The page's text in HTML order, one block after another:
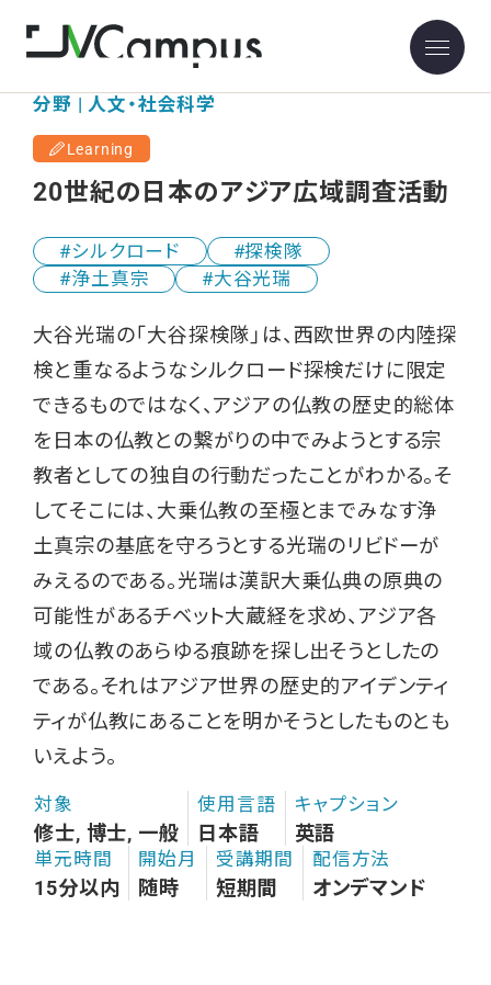
分野 | 人文・社会科学
Learning
20世紀の日本のアジア広域調査活動
シルクロード
探検隊
浄土真宗
大谷光瑞
大谷光瑞の「大谷探検隊」は、西欧世界の内陸探
検と重なるようなシルクロード探検だけに限定
できるものではなく、アジアの仏教の歴史的総体
を日本の仏教との繋がりの中でみようとする宗
教者としての独自の行動だったことがわかる。そ
してそこには、大乗仏教の至極とまでみなす浄
土真宗の基底を守ろうとする光瑞のリビドーが
みえるのである。光瑞は漢訳大乗仏典の原典の
可能性があるチベット大蔵経を求め、アジア各
域の仏教のあらゆる痕跡を探し出そうとしたの
である。それはアジア世界の歴史的アイデンティ
ティが仏教にあることを明かそうとしたものとも
いえよう。
対象
修士, 博士, 一般
使用言語
日本語
キャプション
英語
単元時間
15分以内
開始月
随時
受講期間
短期間
配信方法
オンデマンド